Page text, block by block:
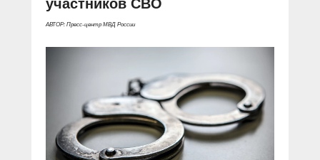
Социальные ролики
Документальные фильмы
Прямой разговор
В знании сила
Специальный репортаж
Газета «Щит и меч»
О ПОРТАЛЕ
участников СВО
АВТОР: Пресс-центр МВД России